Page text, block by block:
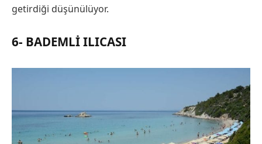
getirdiği düşünülüyor.
6- BADEMLI ILICASI